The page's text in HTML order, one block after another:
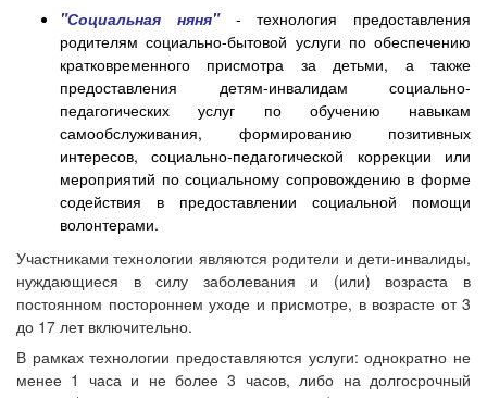
"Социальная няня" - технология предоставления
родителям социально-бытовой услуги по обеспечению
кратковременного присмотра за детьми, а также
предоставления детям-инвалидам социально-
педагогических услуг по обучению навыкам
самообслуживания, формированию позитивных
интересов, социально-педагогической коррекции или
мероприятий по социальному сопровождению в форме
содействия в предоставлении социальной помощи
волонтерами.
Участниками технологии являются родители и дети-инвалиды,
нуждающиеся в силу заболевания и (или) возраста в
постоянном постороннем уходе и присмотре, в возрасте от 3
до 17 лет включительно.
В рамках технологии предоставляются услуги: однократно не
менее 1 часа и не более 3 часов, либо на долгосрочный